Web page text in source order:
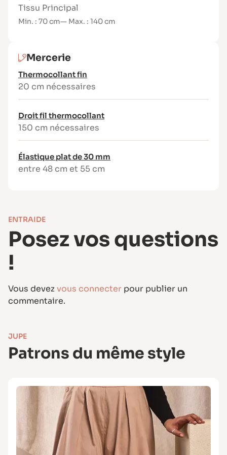
Tissu Principal
Min. : 70 cm— Max. : 140 cm
Mercerie
Thermocollant fin
20 cm nécessaires
Droit fil thermocollant
150 cm nécessaires
Élastique plat de 30 mm
entre 48 cm et 55 cm
ENTRAIDE
Posez vos questions
!
Vous devezvous connecter pour publier un
commentaire.
JUPE
Patrons du même style